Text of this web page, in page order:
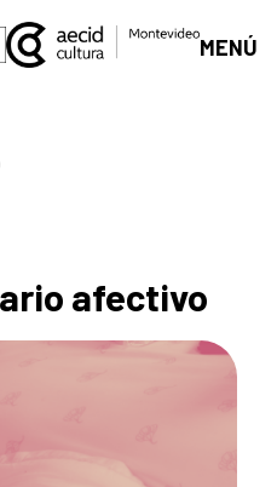
MENÚ
afectivo